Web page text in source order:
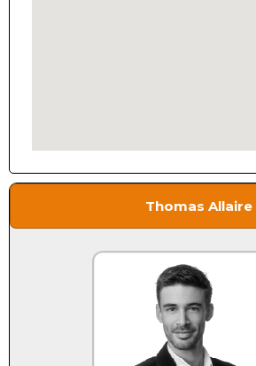
Thomas Allaire